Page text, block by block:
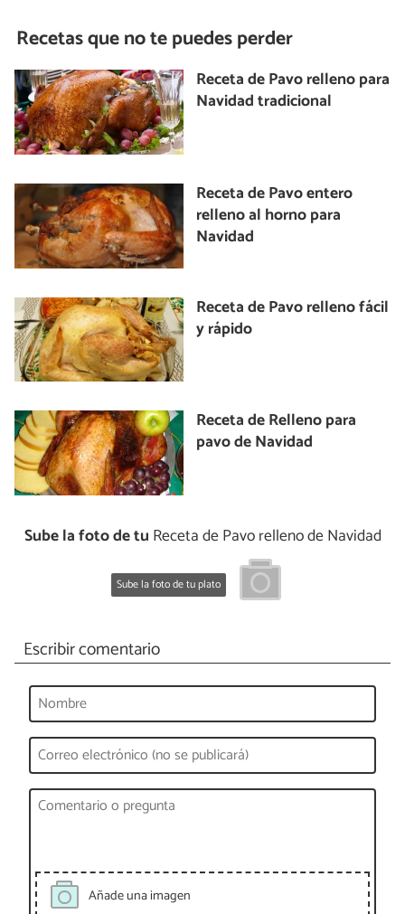
Recetas que no te puedes perder
Receta de Pavo relleno para
Navidad tradicional
Receta de Pavo entero
relleno al horno para
Navidad
Receta de Pavo relleno fácil
y rápido
Receta de Relleno para
pavo de Navidad
Sube la foto de tu Receta de Pavo relleno de Navidad
Sube la foto de tu plato
Escribir comentario
Añade una imagen